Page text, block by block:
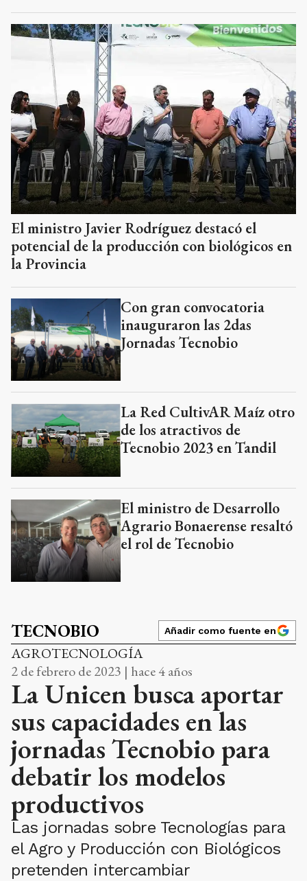
El ministro Javier Rodríguez destacó el
potencial de la producción con biológicos en
la Provincia
Con gran convocatoria
inauguraron las 2das
Jornadas Tecnobio
La Red CultivAR Maíz otro
de los atractivos de
Tecnobio 2023 en Tandil
El ministro de Desarrollo
Agrario Bonaerense resaltó
el rol de Tecnobio
TECNOBIO Añadir como fuente en
AGROTECNOLOGÍA
2 de febrero de 2023 | hace 4 años
La Unicen busca aportar
sus capacidades en las
jornadas Tecnobio para
debatir los modelos
productivos
Las jornadas sobre Tecnologías para
el Agro y Producción con Biológicos
pretenden intercambiar